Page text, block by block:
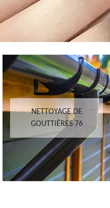
NETTOYAGE DE
GOUTTIÈRES 76